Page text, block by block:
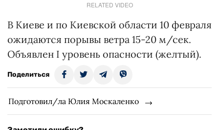
RELATED VIDEO
В Киеве и по Киевской области 10 февраля
ожидаются порывы ветра 15-20 м/сек.
Объявлен I уровень опасности (желтый).
Поделиться
Подготовил/ла Юлия Москаленко